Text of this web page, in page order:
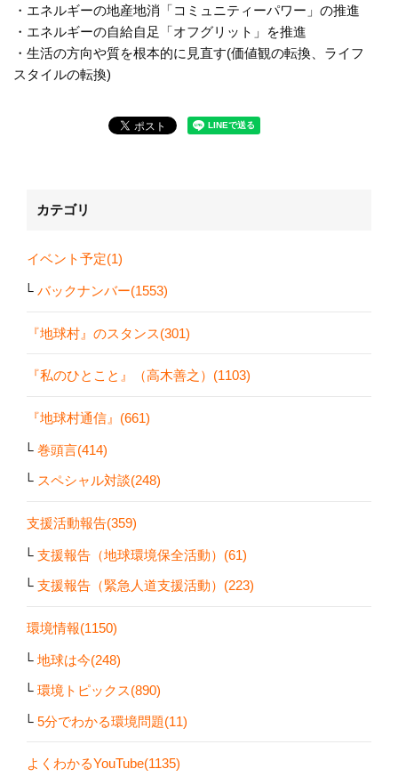
・エネルギーの地産地消「コミュニティーパワー」の推進
・エネルギーの自給自足「オフグリット」を推進
・生活の方向や質を根本的に見直す(価値観の転換、ライフ
スタイルの転換)
カテゴリ
イベント予定(1)
バックナンバー(1553)
『地球村』のスタンス(301)
『私のひとこと』（高木善之）(1103)
『地球村通信』(661)
巻頭言(414)
スペシャル対談(248)
支援活動報告(359)
支援報告（地球環境保全活動）(61)
支援報告（緊急人道支援活動）(223)
環境情報(1150)
地球は今(248)
環境トピックス(890)
5分でわかる環境問題(11)
よくわかるYouTube(1135)